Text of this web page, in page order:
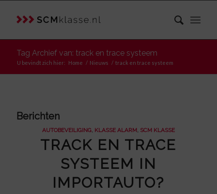
Tag Archief van: track en trace systeem
U bevindt zich hier: Home / Nieuws / track en trace systeem
Berichten
AUTOBEVEILIGING, KLASSE ALARM, SCM KLASSE
TRACK EN TRACE
SYSTEEM IN
IMPORTAUTO?